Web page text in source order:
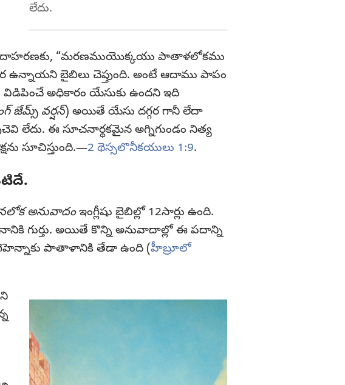
లేదు.
ఉదాహరణకు, “మరణముయొక్కయు పాతాళలోకము
ఉన్నాయని బైబిలు చెప్తుంది. అంటే ఆదాము పాపం
విడిపించే అధికారం యేసుకు ఉందని ఇది
జేమ్స్‌ వర్షన్‌) అయితే యేసు దగ్గర గానీ లేదా
లేదు. ఈ సూచనార్థకమైన అగ్నిగుండం నిత్య
సూచిస్తుంది.—2 థెస్సలొనీకయులు 1:9.
అనువాదంఇంగ్లీషు బైబిల్లో 12సార్లు ఉంది.
గుర్తు. అయితే కొన్ని అనువాదాల్లో ఈ పదాన్ని
పాతాళానికి తేడా ఉంది (హీబ్రూలో